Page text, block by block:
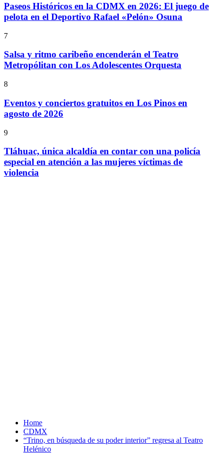
Paseos Históricos en la CDMX en 2026: El juego de
pelota en el Deportivo Rafael «Pelón» Osuna
7
Salsa y ritmo caribeño encenderán el Teatro
Metropólitan con Los Adolescentes Orquesta
8
Eventos y conciertos gratuitos en Los Pinos en
agosto de 2026
9
Tláhuac, única alcaldía en contar con una policía
especial en atención a las mujeres víctimas de
violencia
Home
CDMX
“Trino, en búsqueda de su poder interior” regresa al Teatro
Helénico